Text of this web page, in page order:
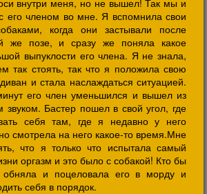
внутри меня, но не вышел! Так мы и
его членом во мне. Я вспомнила свои
когда они застывали после
же позе, и сразу же поняла какое
выпуклости его члена. Я не знала,
так стоять, так что я положила свою
и стала наслаждаться ситуацией.
его член уменьшился и вышел из
Бастер пошел в свой угол, где
себя там, где я недавно у него
смотрела на него какое-то время.Мне
что я только что испытала самый
оргазм и это было с собакой! Кто бы
и поцеловала его в морду и
себя в порядок.